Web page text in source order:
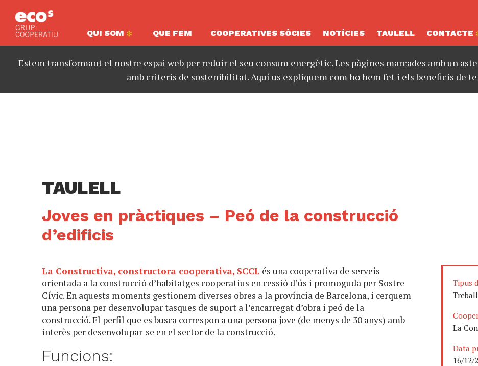
QUI SOM QUE FEM COOPERATIVES SÒCIES NOTÍCIES TAULELL CONTACTE
Estem transformant el nostre espai web per reduir el seu consum energètic. Les pàgines marcades amb un
amb criteris de sostenibilitat.Aquíus expliquem com ho hem fet i els beneficis de
TAULELL
Joves en pràctiques – Peó de la construcció
d’edificis
La Constructiva, constructora cooperativa, SCCL és una cooperativa de serveis
orientada a la construcció d’habitatges cooperatius en cessió d’ús i promoguda per Sostre
Cívic. En aquests moments gestionem diverses obres a la província de Barcelona, i cerquem
una persona per desenvolupar tasques de suport a l’encarregat d’obra i peó de la
construcció. El perfil que es busca correspon a una persona jove (de menys de 30 anys) amb
interès per desenvolupar-se en el sector de la construcció.
Funcions:
Tipus
Treball
La
Data
16/12/